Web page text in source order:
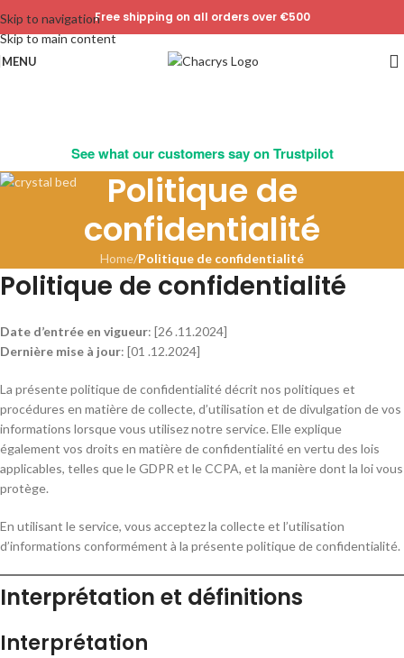
Skip to navigation
Skip to main content
Free shipping on all orders over €500
MENU
See what our customers say on Trustpilot
Politique de
confidentialité
Home/Politique de confidentialité
Politique de confidentialité
Date d’entrée en vigueur: [26 .11.2024]
Dernière mise à jour: [01 .12.2024]
La présente politique de confidentialité décrit nos politiques et
procédures en matière de collecte, d’utilisation et de divulgation de vos
informations lorsque vous utilisez notre service. Elle explique
également vos droits en matière de confidentialité en vertu des lois
applicables, telles que le GDPR et le CCPA, et la manière dont la loi vous
protège.
En utilisant le service, vous acceptez la collecte et l’utilisation
d’informations conformément à la présente politique de confidentialité.
Interprétation et définitions
Interprétation